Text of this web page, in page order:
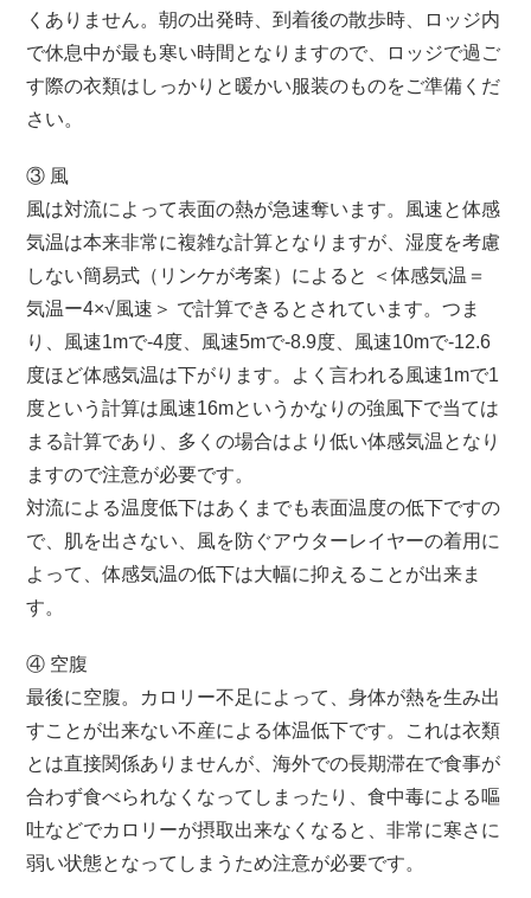
くありません。朝の出発時、到着後の散歩時、ロッジ内
で休息中が最も寒い時間となりますので、ロッジで過ご
す際の衣類はしっかりと暖かい服装のものをご準備くだ
さい。
③ 風
風は対流によって表面の熱が急速奪います。風速と体感
気温は本来非常に複雑な計算となりますが、湿度を考慮
しない簡易式（リンケが考案）によると ＜体感気温＝
気温ー4×√風速＞ で計算できるとされています。つま
り、風速1mで-4度、風速5mで-8.9度、風速10mで-12.6
度ほど体感気温は下がります。よく言われる風速1mで1
度という計算は風速16mというかなりの強風下で当ては
まる計算であり、多くの場合はより低い体感気温となり
ますので注意が必要です。
対流による温度低下はあくまでも表面温度の低下ですの
で、肌を出さない、風を防ぐアウターレイヤーの着用に
よって、体感気温の低下は大幅に抑えることが出来ま
す。
④ 空腹
最後に空腹。カロリー不足によって、身体が熱を生み出
すことが出来ない不産による体温低下です。これは衣類
とは直接関係ありませんが、海外での長期滞在で食事が
合わず食べられなくなってしまったり、食中毒による嘔
吐などでカロリーが摂取出来なくなると、非常に寒さに
弱い状態となってしまうため注意が必要です。